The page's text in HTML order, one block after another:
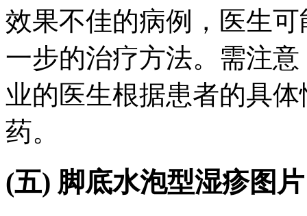
效果不佳的病例，医生
一步的治疗方法。需注
业的医生根据患者的具
药。
(五) 脚底水泡型湿疹图